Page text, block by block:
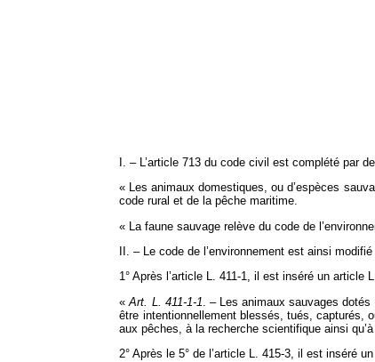
I. – L’article 713 du code civil est complété par
« Les animaux domestiques, ou d’espèces
code rural et de la pêche maritime.
« La faune sauvage relève du code de
II. – Le code de l’environnement est ainsi modifié
1° Après l’article L. 411‑1, il est inséré un article
«Art. L. 411‑1‑1 . – Les animaux sauvages
être intentionnellement blessés, tués, capturés,
aux pêches, à la recherche scientifique ainsi
2° Après le 5° de l’article L. 415‑3, il est inséré